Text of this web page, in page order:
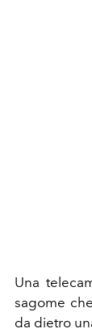
Una
sagome
da dietro